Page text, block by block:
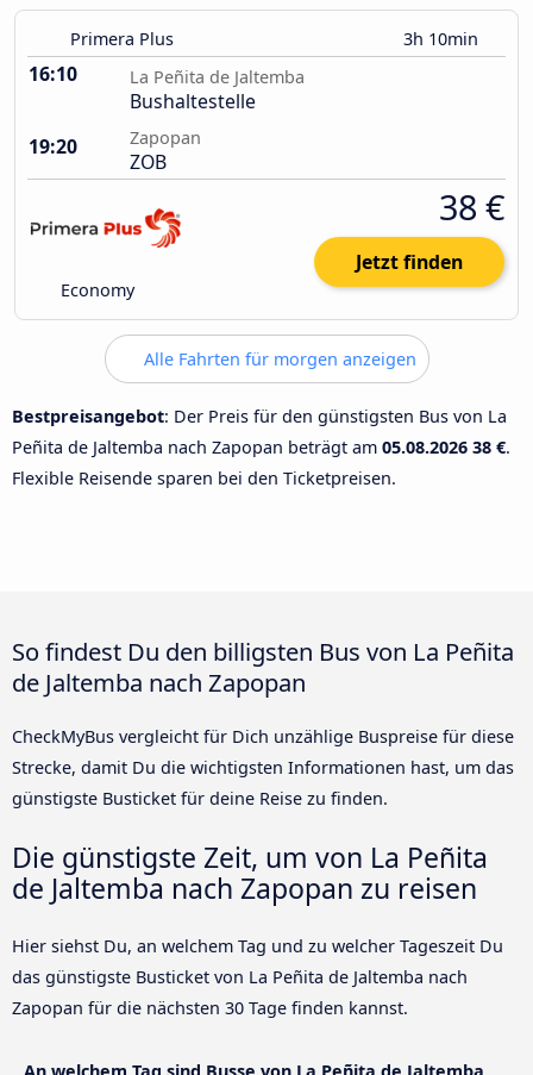
Primera Plus 3h 10min
16:10 La Peñita de Jaltemba
Bushaltestelle
19:20
Zapopan
ZOB
Economy
38 €
Jetzt finden
Alle Fahrten für morgen anzeigen
Bestpreisangebot: Der Preis für den günstigsten Bus von La
Peñita de Jaltemba nach Zapopan beträgt am 05.08.2026 38 €.
Flexible Reisende sparen bei den Ticketpreisen.
So findest Du den billigsten Bus von La Peñita
de Jaltemba nach Zapopan
CheckMyBus vergleicht für Dich unzählige Buspreise für diese
Strecke, damit Du die wichtigsten Informationen hast, um das
günstigste Busticket für deine Reise zu finden.
Die günstigste Zeit, um von La Peñita
de Jaltemba nach Zapopan zu reisen
Hier siehst Du, an welchem Tag und zu welcher Tageszeit Du
das günstigste Busticket von La Peñita de Jaltemba nach
Zapopan für die nächsten 30 Tage finden kannst.